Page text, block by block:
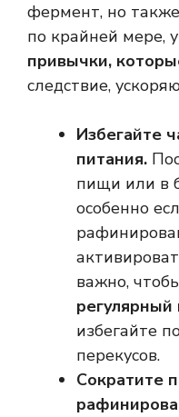
фермент, но
по крайней мере,
привычки,
следствие,
Избегайте
питания.
пищи или в
особенно
важно,
избегайте
перекусов.
Сократите